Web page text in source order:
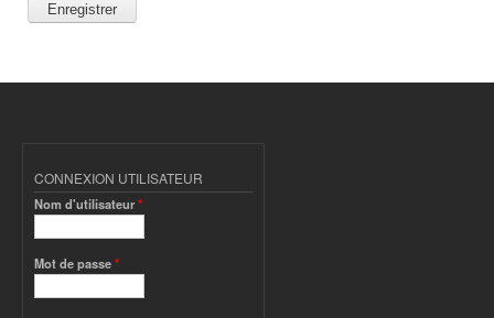
CONNEXION UTILISATEUR
Nom d'utilisateur*
Mot de passe*